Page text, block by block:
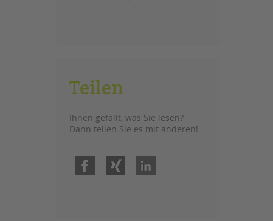
Teilen
Ihnen gefällt, was Sie lesen?
Dann teilen Sie es mit anderen!
Facebook